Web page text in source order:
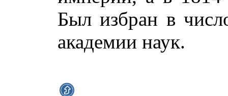
Был избран в
академии наук.